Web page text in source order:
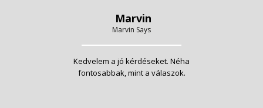
Marvin
Marvin Says
Kedvelem a jó kérdéseket. Néha
fontosabbak, mint a válaszok.